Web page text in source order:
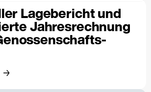
Lagebericht und
Jahresrechnung